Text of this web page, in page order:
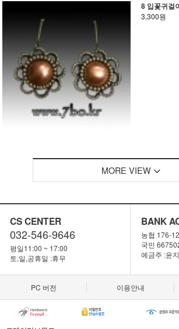
8 입꽃귀걸
3,300원
MORE VIEW
CS CENTER
032-546-9646
평일11:00 ~ 17:00
토,일,공휴일 :휴무
BANK
농협 176-
국민
예금주 :윤
PC 버전 이용안내